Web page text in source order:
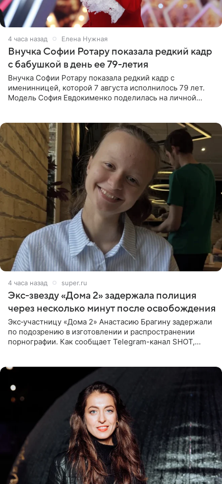
4 часа назад Елена Нужная
Внучка Софии Ротару показала редкий кадр
с бабушкой в день ее 79-летия
Внучка Софии Ротару показала редкий кадр с
именинницей, которой 7 августа исполнилось 79 лет.
Модель София Евдокименко поделилась на личной
4 часа назад super.ru
Экс‑звезду «Дома 2» задержала полиция
через несколько минут после освобождения
Экс‑участницу «Дома 2» Анастасию Брагину задержали
по подозрению в изготовлении и распространении
порнографии. Как сообщает Telegram-канал SHOT,